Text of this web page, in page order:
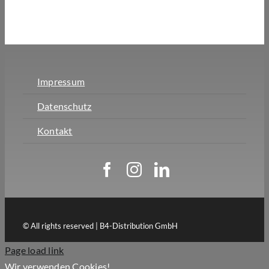
Impressum
Datenschutz
Kontakt
© All rights reserved | B4-Distribution GmbH
Page load link
Wir verwenden Cookies!